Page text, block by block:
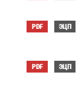
PDF ЭЦП
PDF ЭЦП